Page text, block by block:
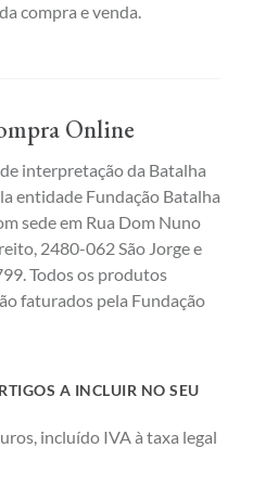
compra e venda.
Online
interpretação da Batalha
entidade Fundação Batalha
sede em Rua Dom Nuno
2480-062 São Jorge e
Todos os produtos
faturados pela Fundação
A INCLUIR NO SEU
incluído IVA à taxa legal